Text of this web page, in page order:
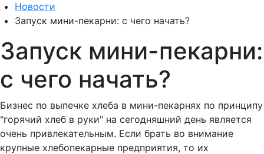
Новости
Запуск мини-пекарни: с чего начать?
Запуск мини-пекарни:
с чего начать?
Бизнес по выпечке хлеба в мини-пекарнях по принципу
"горячий хлеб в руки" на сегодняшний день является
очень привлекательным. Если брать во внимание
крупные хлебопекарные предприятия, то их